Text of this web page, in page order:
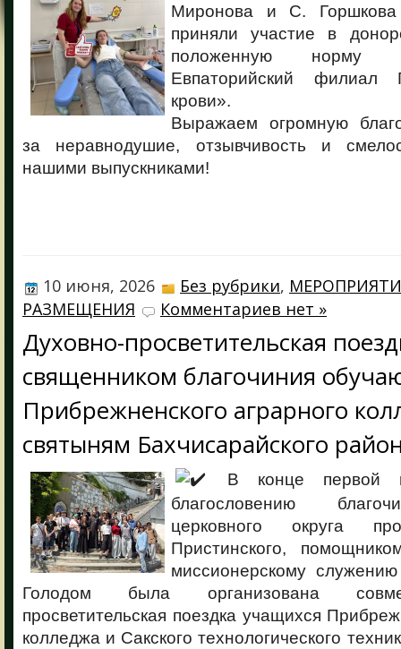
Миронова и С.
приняли участие в
положенную норму
Евпаторийский
крови».
Выражаем огромную
за неравнодушие, отзывчивость и
нашими выпускниками!
10 июня, 2026 Без рубрики,
РАЗМЕЩЕНИЯ
Комментариев нет »
Духовно-просветительская
священником благочиния
Прибрежненского аграрного
святыням Бахчисарайского
В конце первой
благословению
церковного округа
Пристинского,
миссионерскому
Голодом была организована
просветительская поездка учащихся
колледжа и Сакского технологического